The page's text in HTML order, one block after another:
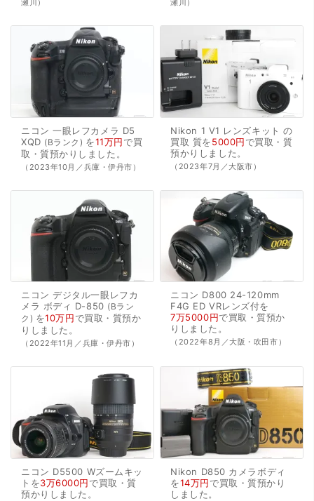
瀬川） 瀬川）
ニコン 一眼レフカメラ D5
XQD
Bランク を11万円で買
取・質預かり しました。
（2023年10月／兵庫・伊丹市）
Nikon 1 V1 レンズキット の
買取 質を5000円で買取・質
預かり しました。
（2023年7月／大阪市）
ニコン デジタル一眼レフカ
メラ ボディ D-850
Bラン
ク
を10万円で買取・質預か
り しました。
（2022年11月／兵庫・伊丹市）
ニコン D800 24-120mm
F4G ED VRレンズ付を
7万5000円で買取・質預か
り しました。
（2022年8月／大阪・吹田市）
ニコン D5500 Wズームキッ
トを3万6000円で買取・質
預かり しました。
Nikon D850 カメラボディ
を14万円で買取・質預かり
しました。